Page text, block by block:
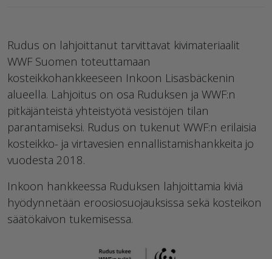
Rudus on lahjoittanut tarvittavat kivimateriaalit
WWF Suomen toteuttamaan
kosteikkohankkeeseen Inkoon Lisasbäckenin
alueella. Lahjoitus on osa Ruduksen ja WWF:n
pitkäjänteistä yhteistyötä vesistöjen tilan
parantamiseksi. Rudus on tukenut WWF:n erilaisia
kosteikko- ja virtavesien ennallistamishankkeita jo
vuodesta 2018.
Inkoon hankkeessa Ruduksen lahjoittamia kiviä
hyödynnetään eroosiosuojauksissa sekä kosteikon
säätökaivon tukemisessa.